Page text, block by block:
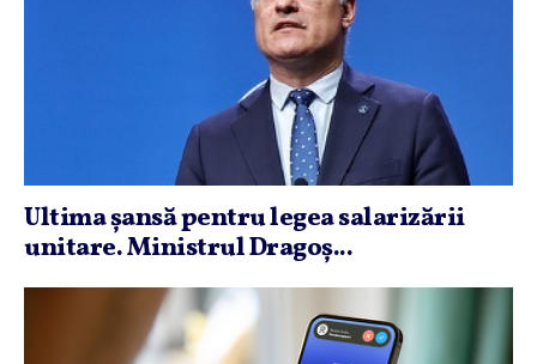
Ultima şansă pentru legea salarizării
unitare. Ministrul Dragoş...